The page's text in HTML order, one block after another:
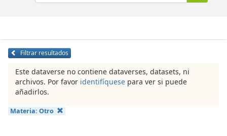
Filtrar resultados
Este dataverse no contiene dataverses, datasets, ni
archivos. Por favor identifíquese para ver si puede
añadirlos.
Materia: Otro